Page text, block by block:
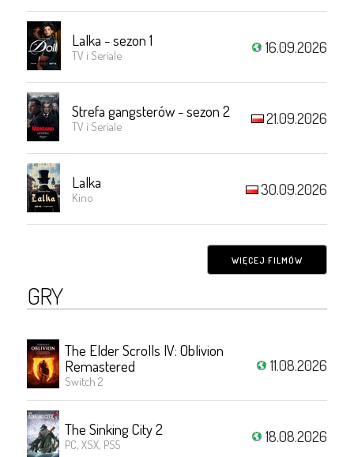
Lalka - sezon 1
TV i Seriale 16.09.2026
Strefa gangsterów - sezon 2
TV i Seriale 21.09.2026
Lalka
Kino 30.09.2026
WIĘCEJ FILMÓW
GRY
The Elder Scrolls IV: Oblivion
Remastered
Switch 2
11.08.2026
The Sinking City 2
PC, XSX, PS5 18.08.2026